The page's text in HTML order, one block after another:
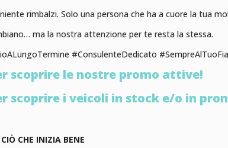
rimbalzi. Solo una persona che ha a cuore la tua
ma la nostra attenzione per te resta la stessa.
#ConsulenteDedicato
scoprire le nostre promo attive!
scoprire i veicoli in stock e/o in
CHE INIZIA BENE